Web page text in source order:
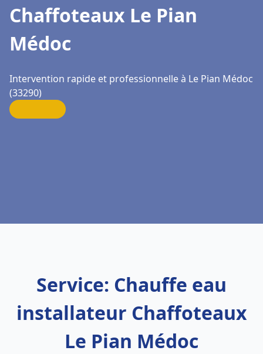
Chaffoteaux Le Pian
Médoc
Intervention rapide et professionnelle à Le Pian Médoc
(33290)
Service: Chauffe eau
installateur Chaffoteaux
Le Pian Médoc